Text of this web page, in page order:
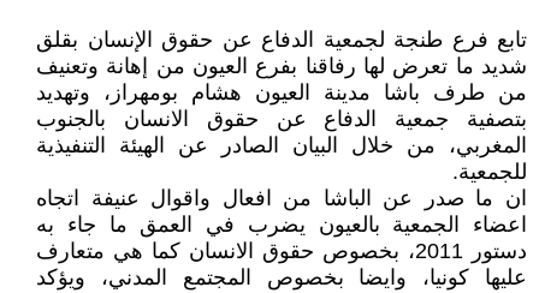
تابع فرع طنجة لجمعية الدفاع عن حقوق الإنسان بقلق
شديد ما تعرض لها رفاقنا بفرع العيون من إهانة وتعنيف
من طرف باشا مدينة العيون هشام بومهراز، وتهديد
بتصفية جمعية الدفاع عن حقوق الانسان بالجنوب
المغربي، من خلال البيان الصادر عن الهيئة التنفيذية
للجمعية.
ان ما صدر عن الباشا من افعال واقوال عنيفة اتجاه
اعضاء الجمعية بالعيون يضرب في العمق ما جاء به
دستور 2011، بخصوص حقوق الانسان كما هي متعارف
عليها كونيا، وايضا بخصوص المجتمع المدني، ويؤكد